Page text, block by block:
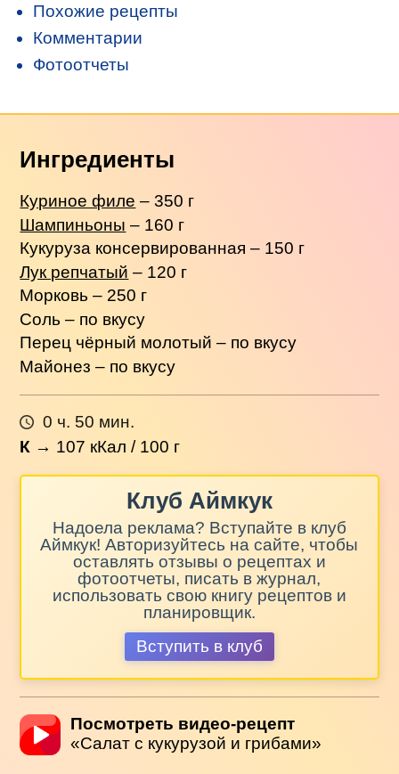
Похожие рецепты
Комментарии
Фотоотчеты
Ингредиенты
Куриное филе – 350 г
Шампиньоны – 160 г
Кукуруза консервированная – 150 г
Лук репчатый – 120 г
Морковь – 250 г
Соль – по вкусу
Перец чёрный молотый – по вкусу
Майонез – по вкусу
0 ч. 50 мин.
К → 107 кКал / 100 г
Клуб Аймкук
Надоела реклама? Вступайте в клуб
Аймкук! Авторизуйтесь на сайте, чтобы
оставлять отзывы о рецептах и
фотоотчеты, писать в журнал,
использовать свою книгу рецептов и
планировщик.
Вступить в клуб
Посмотреть видео-рецепт
«Салат с кукурузой и грибами»